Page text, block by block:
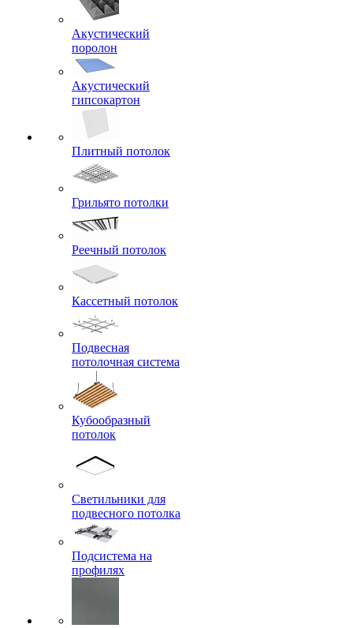
Акустический
поролон
Акустический
гипсокартон
Плитный потолок
Грильято потолки
Реечный потолок
Кассетный потолок
Подвесная
потолочная система
Кубообразный
потолок
Светильники для
подвесного потолка
Подсистема на
профилях